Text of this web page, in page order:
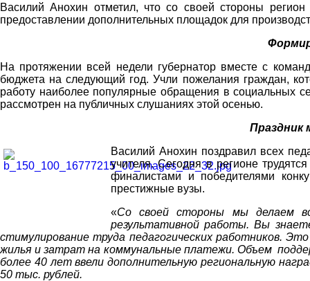
Василий Анохин отметил, что со своей стороны
предоставлении дополнительных площадок для
На протяжении всей недели губернатор вместе с
бюджета на следующий год. Учли пожелания граждан,
работу наиболее популярные обращения в социальных
рассмотрен на публичных слушаниях этой осенью.
Праздник
Василий Анохин поздравил всех
учителя. Сегодня в регионе
финалистами и победителями
престижные вузы.
«Со своей стороны мы делаем
результативной работы. Вы
стимулирование труда педагогических работников.
жилья и затрат на коммунальные платежи. Объем
более 40 лет ввели дополнительную региональную
50 тыс. рублей.